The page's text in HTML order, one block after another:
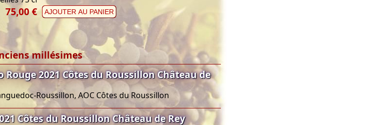
75,00 € AJOUTER AU PANIER
millésimes
Rouge 2021 Côtes du Roussillon Château de
Roussillon, AOC Côtes du Roussillon
Côtes du Roussillon Château de Rey